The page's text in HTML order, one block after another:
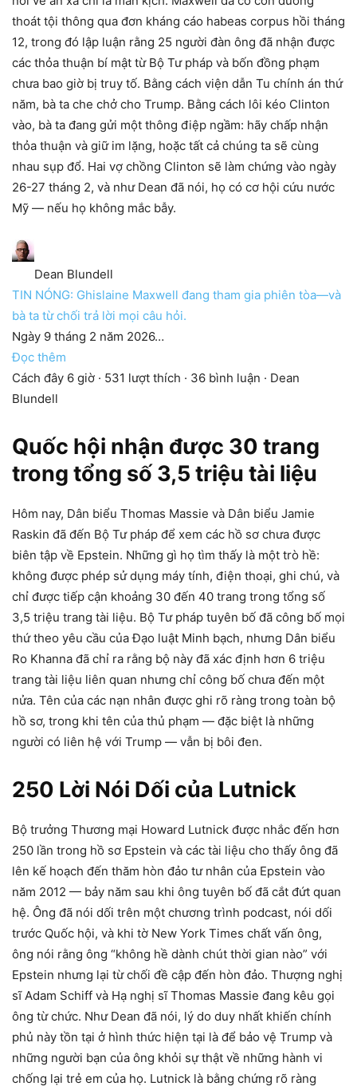
thoát tội thông qua đơn kháng cáo habeas corpus hồi tháng
12, trong đó lập luận rằng 25 người đàn ông đã nhận được
các thỏa thuận bí mật từ Bộ Tư pháp và bốn đồng phạm
chưa bao giờ bị truy tố. Bằng cách viện dẫn Tu chính án thứ
năm, bà ta che chở cho Trump. Bằng cách lôi kéo Clinton
vào, bà ta đang gửi một thông điệp ngầm: hãy chấp nhận
thỏa thuận và giữ im lặng, hoặc tất cả chúng ta sẽ cùng
nhau sụp đổ. Hai vợ chồng Clinton sẽ làm chứng vào ngày
26-27 tháng 2, và như Dean đã nói, họ có cơ hội cứu nước
Mỹ — nếu họ không mắc bẫy.
Dean Blundell
TIN NÓNG: Ghislaine Maxwell đang tham gia phiên tòa—và
bà ta từ chối trả lời mọi câu hỏi.
Ngày 9 tháng 2 năm 2026…
Đọc thêm
Cách đây 6 giờ · 531 lượt thích · 36 bình luận · Dean
Blundell
Quốc hội nhận được 30 trang
trong tổng số 3,5 triệu tài liệu
Hôm nay, Dân biểu Thomas Massie và Dân biểu Jamie
Raskin đã đến Bộ Tư pháp để xem các hồ sơ chưa được
biên tập về Epstein. Những gì họ tìm thấy là một trò hề:
không được phép sử dụng máy tính, điện thoại, ghi chú, và
chỉ được tiếp cận khoảng 30 đến 40 trang trong tổng số
3,5 triệu trang tài liệu. Bộ Tư pháp tuyên bố đã công bố mọi
thứ theo yêu cầu của Đạo luật Minh bạch, nhưng Dân biểu
Ro Khanna đã chỉ ra rằng bộ này đã xác định hơn 6 triệu
trang tài liệu liên quan nhưng chỉ công bố chưa đến một
nửa. Tên của các nạn nhân được ghi rõ ràng trong toàn bộ
hồ sơ, trong khi tên của thủ phạm — đặc biệt là những
người có liên hệ với Trump — vẫn bị bôi đen.
250 Lời Nói Dối của Lutnick
Bộ trưởng Thương mại Howard Lutnick được nhắc đến hơn
250 lần trong hồ sơ Epstein và các tài liệu cho thấy ông đã
lên kế hoạch đến thăm hòn đảo tư nhân của Epstein vào
năm 2012 — bảy năm sau khi ông tuyên bố đã cắt đứt quan
hệ. Ông đã nói dối trên một chương trình podcast, nói dối
trước Quốc hội, và khi tờ New York Times chất vấn ông,
ông nói rằng ông “không hề dành chút thời gian nào” với
Epstein nhưng lại từ chối đề cập đến hòn đảo. Thượng nghị
sĩ Adam Schiff và Hạ nghị sĩ Thomas Massie đang kêu gọi
ông từ chức. Như Dean đã nói, lý do duy nhất khiến chính
phủ này tồn tại ở hình thức hiện tại là để bảo vệ Trump và
những người bạn của ông khỏi sự thật về những hành vi
chống lại trẻ em của họ. Lutnick là bằng chứng rõ ràng